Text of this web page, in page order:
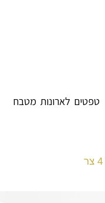
טפטים לארונות מטבח